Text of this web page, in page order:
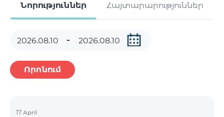
Նորություններ Հայտարարություններ
Որոնում
17 April